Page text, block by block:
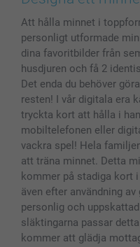
Skal till Mobil & Surfplatta
MyNameBook
Fotoalmanackor &
Fotoramar & Tillbehör
Presentkort
Alla fotoprodukter
Sitemap
Villkor och garantier
Investor Relations
smartbonus
Priser & betalning
Status på beställningar
Att hålla minnet i
personligt utformade
dina favoritbilder från
husdjuren och få 2
Det enda du behöver
resten! I vår digitala era
tryckta kort att hålla i
mobiltelefonen eller
vackra spel! Hela
att träna minnet. Detta
kommer på stadiga kort
även efter användning
personlig och
släktingarna passar
kommer att glädja